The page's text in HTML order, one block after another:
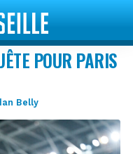
POUR PARIS
Belly